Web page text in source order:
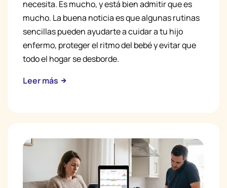
necesita. Es mucho, y está bien admitir que es
mucho. La buena noticia es que algunas rutinas
sencillas pueden ayudarte a cuidar a tu hijo
enfermo, proteger el ritmo del bebé y evitar que
todo el hogar se desborde.
Leer más